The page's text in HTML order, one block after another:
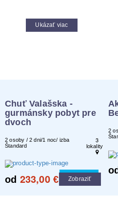
minimálne 2 týždne vopred
Ukázať viac
Chuť Valašska -
gurmánsky pobyt pre
dvoch
2 osoby / 2 dni/1 noc/ izba
Štandard
3
lokality
Cool tip
od 233,00€ Zobraziť
2
od